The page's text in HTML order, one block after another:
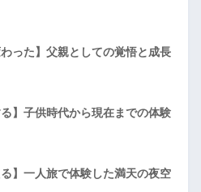
った】父親としての覚悟と成長
】子供時代から現在までの体験
】一人旅で体験した満天の夜空